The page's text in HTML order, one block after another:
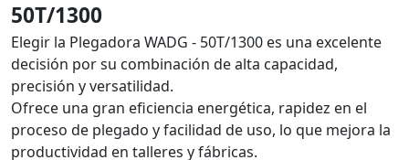
50T/1300
Elegir la Plegadora WADG - 50T/1300 es una excelente
decisión por su combinación de alta capacidad,
precisión y versatilidad.
Ofrece una gran eficiencia energética, rapidez en el
proceso de plegado y facilidad de uso, lo que mejora la
productividad en talleres y fábricas.